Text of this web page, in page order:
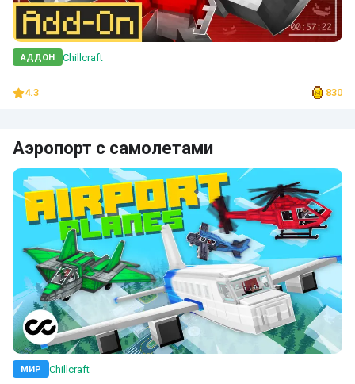
АДДОН Chillcraft
4.3 830
Аэропорт с самолетами
МИР Chillcraft